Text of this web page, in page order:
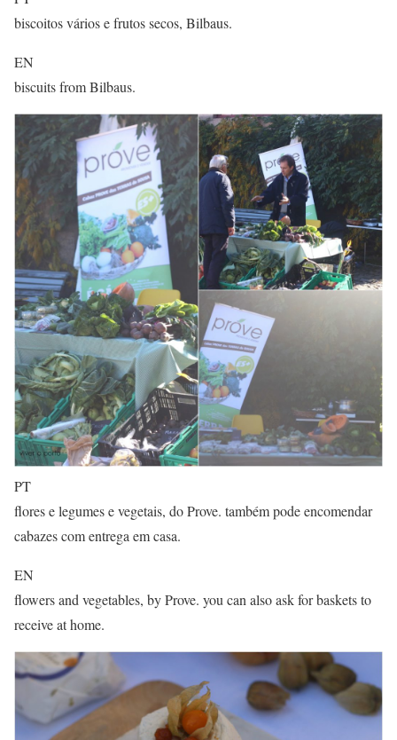
biscoitos vários e frutos secos, Bilbaus.
EN
biscuits from Bilbaus.
PT
flores e legumes e vegetais, do Prove. também pode encomendar
cabazes com entrega em casa.
EN
flowers and vegetables, by Prove. you can also ask for baskets to
receive at home.